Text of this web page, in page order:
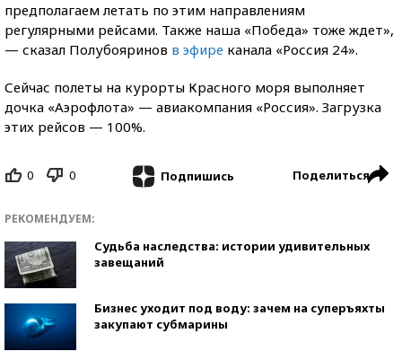
предполагаем летать по этим направлениям
регулярными рейсами. Также наша «Победа» тоже ждет»,
— сказал Полубояринов в эфире канала «Россия 24».
Сейчас полеты на курорты Красного моря выполняет
дочка «Аэрофлота» — авиакомпания «Россия». Загрузка
этих рейсов — 100%.
0 0 Подпишись Поделиться
РЕКОМЕНДУЕМ:
Судьба наследства: истории удивительных
завещаний
Бизнес уходит под воду: зачем на суперъяхты
закупают субмарины